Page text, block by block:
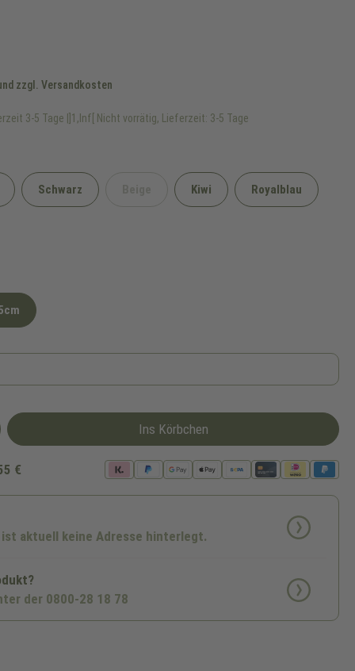
zzgl. Versandkosten
3-5 Tage |]1,Inf[ Nicht vorrätig, Lieferzeit: 3-5 Tage
Schwarz (Diese Option ist zurzeit nicht verfügbar.)
Kiwi Royalblau
Ins Körbchen
€
aktuell keine Adresse hinterlegt.
der 0800-28 18 78